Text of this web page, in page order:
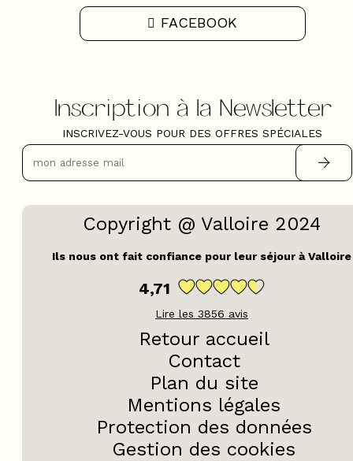
FACEBOOK
Inscription à la Newsletter
INSCRIVEZ-VOUS POUR DES OFFRES SPÉCIALES
Copyright @ Valloire 2024
Ils nous ont fait confiance pour leur séjour à Valloire
4,71
Lire les 3856 avis
Retour accueil
Contact
Plan du site
Mentions légales
Protection des données
Gestion des cookies